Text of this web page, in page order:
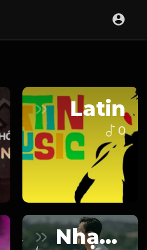
Latin
0
Nhạc Phim